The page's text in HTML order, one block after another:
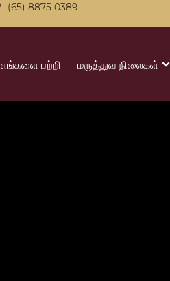
(65) 8875 0389
எங்களை பற்றி மருத்துவ நிலைகள்